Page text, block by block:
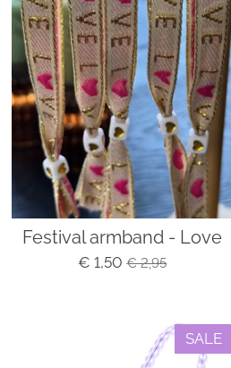
Festival armband - Love
€ 1,50 € 2,95
SALE